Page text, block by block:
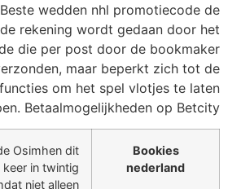
wedden nhl promotiecode de
rekening wordt gedaan door het
die per post door de bookmaker
maar beperkt zich tot de
om het spel vlotjes te laten
Betaalmogelijkheden op Betcity.
Bookies
nederland
Osimhen dit
keer in twintig
niet alleen